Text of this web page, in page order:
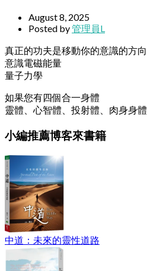
August 8, 2025
Posted by管理員L
真正的功夫是移動你的意識的方向
意識電磁能量
量子力學
如果您有四個合一身體
靈體、心智體、投射體、肉身身體
小編推薦博客來書籍
中道：未來的靈性道路